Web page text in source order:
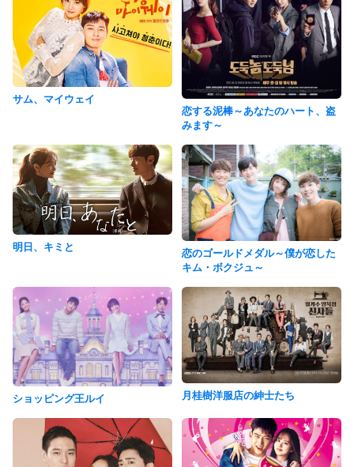
サム、マイウェイ
恋する泥棒～あなたのハート、盗
みます～
明日、キミと
恋のゴールドメダル～僕が恋した
キム・ボクジュ～
ショッピング王ルイ 月桂樹洋服店の紳士たち